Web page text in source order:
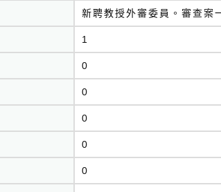
新聘教授外審委員。審查案
1
0
0
0
0
0